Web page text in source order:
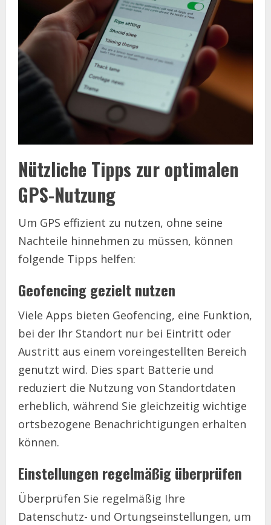
Nützliche Tipps zur optimalen
GPS-Nutzung
Um GPS effizient zu nutzen, ohne seine
Nachteile hinnehmen zu müssen, können
folgende Tipps helfen:
Geofencing gezielt nutzen
Viele Apps bieten Geofencing, eine Funktion,
bei der Ihr Standort nur bei Eintritt oder
Austritt aus einem voreingestellten Bereich
genutzt wird. Dies spart Batterie und
reduziert die Nutzung von Standortdaten
erheblich, während Sie gleichzeitig wichtige
ortsbezogene Benachrichtigungen erhalten
können.
Einstellungen regelmäßig überprüfen
Überprüfen Sie regelmäßig Ihre
Datenschutz- und Ortungseinstellungen, um